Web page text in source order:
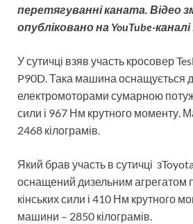
перетягуванні каната. Відео
опубліковано на YouTube-каналі
У сутичці взяв участь кросовер
P90D. Така машина оснащується
електромоторами сумарною
сили і 967 Нм крутного моменту.
2468 кілограмів.
Який брав участь в сутичці
оснащений дизельним агрегатом
кінських сили і 410 Нм крутного
машини – 2850 кілограмів.